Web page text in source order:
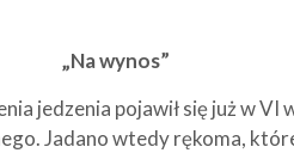
„Na wynos”
jedzenia pojawił się już w VI
Jadano wtedy rękoma,